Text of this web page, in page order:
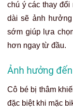
chú ý các thay
dài sẽ ảnh
sớm giúp lựa
hơn ngay từ đầu.
Ảnh hưởng
Cô bé bị thâm
đặc biệt khi mặc